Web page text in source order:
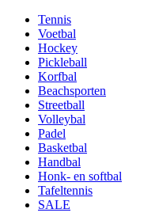
Tennis
Voetbal
Hockey
Pickleball
Korfbal
Beachsporten
Streetball
Volleybal
Padel
Basketbal
Handbal
Honk- en softbal
Tafeltennis
SALE